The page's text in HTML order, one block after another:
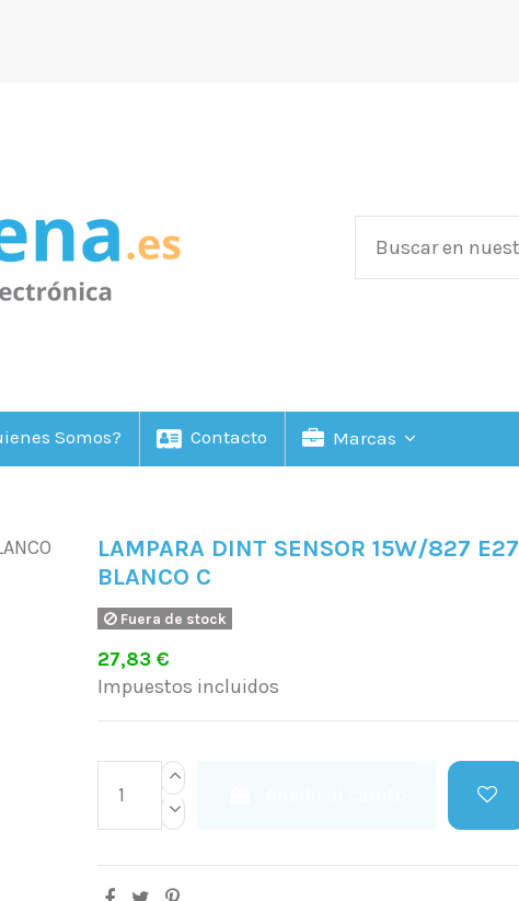
Somos? Contacto Marcas
LAMPARA DINT SENSOR 15W/827 E27
BLANCO C
Fuera de stock
27,83 €
Impuestos incluidos